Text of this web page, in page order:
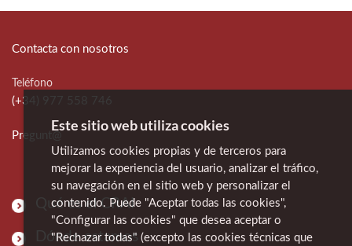
Contacta con nosotros
Teléfono
(+34) 977 558 746
Pregunt@
Qué es el CRAI
Dónde estamos
Este sitio web utiliza cookies
Utilizamos cookies propias y de terceros para
mejorar la experiencia del usuario, analizar el tráfico,
su navegación en el sitio web y personalizar el
contenido. Puede "Aceptar todas las cookies",
"Configurar las cookies" que desea aceptar o
"Rechazar todas" (excepto las cookies técnicas que